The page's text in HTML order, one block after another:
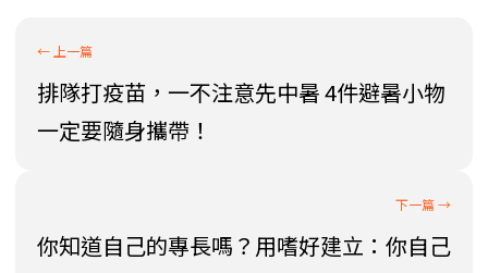
排隊打疫苗，一不注意先中暑 4件避暑小物
一定要隨身攜帶！
你知道自己的專長嗎？用嗜好建立：你自己